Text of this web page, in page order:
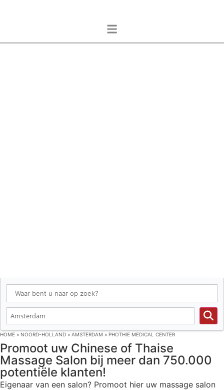
HOME » NOORD-HOLLAND » AMSTERDAM » PHOTHIE MEDICAL CENTER
Promoot uw Chinese of Thaise
Massage Salon bij meer dan 750.000
potentiële klanten!
Eigenaar van een salon? Promoot hier uw massage salon